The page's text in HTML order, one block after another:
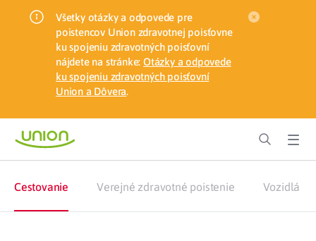
Všetky otázky a odpovede pre
poistencov Union zdravotnej poisťovne
ku spojeniu zdravotných poisťovní
nájdete na stránke: Otázky a odpovede
ku spojeniu zdravotných poisťovní
Union a Dôvera.
Cestovanie Verejné zdravotné poistenie Vozidlá